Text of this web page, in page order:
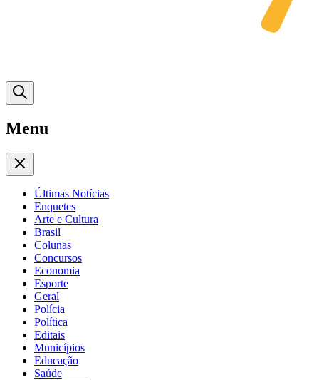
Menu
Últimas Notícias
Enquetes
Arte e Cultura
Brasil
Colunas
Concursos
Economia
Esporte
Geral
Polícia
Política
Editais
Municípios
Educação
Saúde